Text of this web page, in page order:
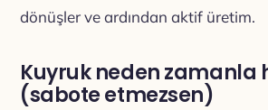
dönüşler ve ardından aktif üretim.
Kuyruk neden zamanla
(sabote etmezsen)